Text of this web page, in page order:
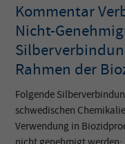
Kommentar
Nicht-
Rahmen der
Folgende
schwedischen
Verwendung in